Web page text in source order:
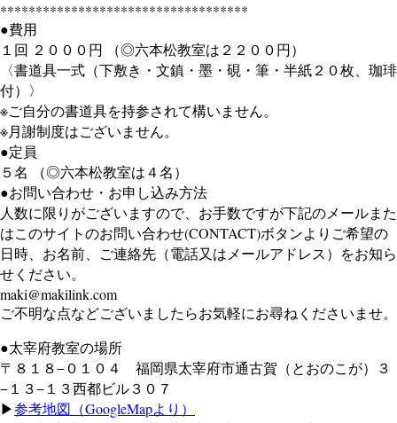
***********************************
●費用
１回 ２０００円 （◎六本松教室は２２００円）
〈書道具一式（下敷き・文鎮・墨・硯・筆・半紙２０枚、珈琲
付）〉
※ご自分の書道具を持参されて構いません。
※月謝制度はございません。
●定員
５名 （◎六本松教室は４名）
●お問い合わせ・お申し込み方法
人数に限りがございますので、お手数ですが下記のメールまた
はこのサイトのお問い合わせ(CONTACT)ボタンよりご希望の
日時、お名前、ご連絡先（電話又はメールアドレス）をお知ら
せください。
maki@makilink.com
ご不明な点などございましたらお気軽にお尋ねくださいませ。
●太宰府教室の場所
〒８１８−０１０４ 福岡県太宰府市通古賀（とおのこが）３
−１３−１３西都ビル３０７
▶参考地図（GoogleMapより）